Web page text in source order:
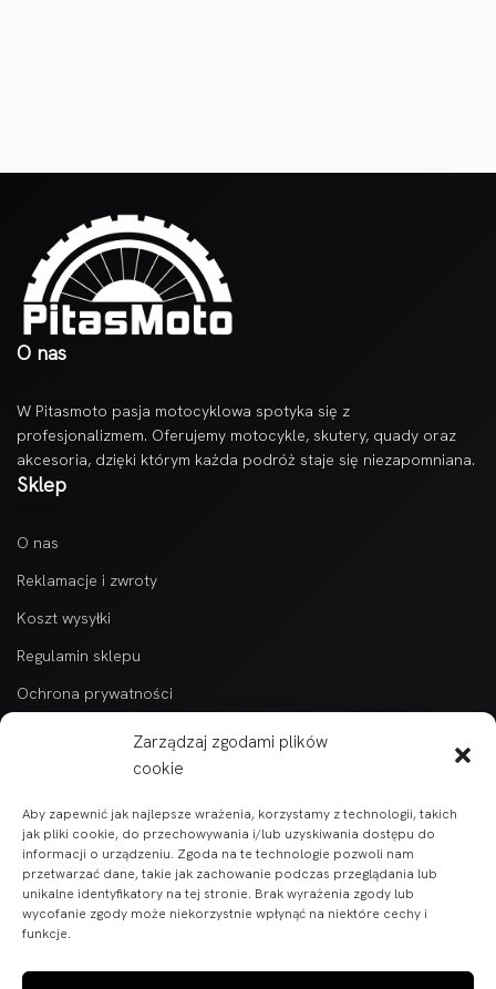
Zarządzaj zgodami plików
cookie
Aby zapewnić jak najlepsze wrażenia, korzystamy z technologii, takich
jak pliki cookie, do przechowywania i/lub uzyskiwania dostępu do
informacji o urządzeniu. Zgoda na te technologie pozwoli nam
przetwarzać dane, takie jak zachowanie podczas przeglądania lub
unikalne identyfikatory na tej stronie. Brak wyrażenia zgody lub
wycofanie zgody może niekorzystnie wpłynąć na niektóre cechy i
funkcje.
O nas
W Pitasmoto pasja motocyklowa spotyka się z
profesjonalizmem. Oferujemy motocykle, skutery, quady oraz
akcesoria, dzięki którym każda podróż staje się niezapomniana.
Sklep
O nas
Reklamacje i zwroty
Koszt wysyłki
Regulamin sklepu
Ochrona prywatności
Wszytkie produkty alfabetycznie
Części do pojazdów BARTON
Części do skuterów i motorowerów
Części ATV